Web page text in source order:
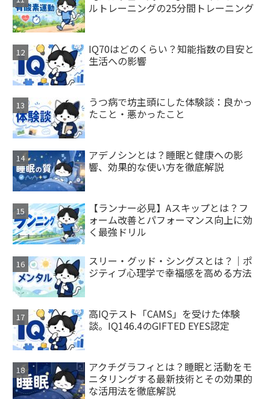
ルトレーニングの25分間トレーニング
IQ70はどのくらい？知能指数の目安と
生活への影響
うつ病で坊主頭にした体験談：良かっ
たこと・悪かったこと
アデノシンとは？睡眠と健康への影
響、効果的な使い方を徹底解説
【ランナー必見】Aスキップとは？フ
ォーム改善とパフォーマンス向上に効
く最強ドリル
スリー・グッド・シングスとは？｜ポ
ジティブ心理学で幸福感を高める方法
高IQテスト「CAMS」を受けた体験
談。IQ146.4のGIFTED EYES認定
アクチグラフィとは？睡眠と活動をモ
ニタリングする最新技術とその効果的
な活用法を徹底解説